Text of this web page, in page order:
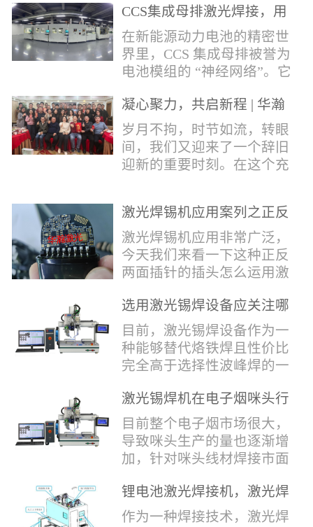
方位解决精密电子量产焊接
痛点。预制锡环焊接工艺预
制锡环焊接工艺，核心优势
明显：1.锡料定量可控：锡
环设备提前卷绕/挤压成型，
每一枚锡环锡含量标准化，
激光一次性熔融，焊点大
小、锡厚高度统一...
和，全员火力全开，全力奔
赴交付节点，用硬核产能响
应市场需求，用严苛品质回
馈每一份客户信任。市场认
的技术、高效智能的生产优
势与零缺陷的品控标准，我
们的CCS激光焊接机持续斩
获大量订单，近两月产能全
开、排期紧凑，生产线有序
整机调试、性能检测到成品
CCS集成母排激光焊接，用
微米级工艺守护新能源电池
生命线
在新能源动力电池的精密世
界里，CCS 集成母排被誉为
电池模组的 “神经网络”。它
电，更承载着电压、温度信
号的实时采集，是连接电芯
与BMS电池管理系统的关键
桥梁。而连接这一切的，正
领域十余载，没有华丽的措
辞，只有最朴实的工艺呈
现，为客户解决实实在在的
落地生产难题。决定电池安
全的“微米关卡”随着新能源
汽车与储能市场爆发式增
凝心聚力，共启新程 | 华瀚
激光年度盛典
岁月不拘，时节如流，转眼
间，我们又迎来了一个辞旧
迎新的重要时刻。在这个充
堂，共同回顾了过去一年的
奋斗与辉煌，分享了成功的
喜悦，并对新的一年充满了
无限憧憬。回望过去，铭记
经理尹建中先生发表了振奋
人心的讲话。他首先对全体
员工在过去一年中的辛勤付
出和卓越贡献表示了最衷心
的感谢，并全面回顾了公司
在过去一年里取得的各项成
激光焊锡机应用案列之正反
两面插针焊接
激光焊锡机应用非常广泛，
今天我们来看一下这种正反
两面插针的插头怎么运用激
反两面都有插针的插头，其
焊接的方式还是有一定的难
点的，第一回流焊和自动烙
铁焊都不合适，因为对面一
会烫伤，在加上有干涉，烙
铁头不方便下去，目前在大
多数情况只能采用人工焊
接，目前人工成本贵，流动
性大，焊接的品质也难保
证。 但采用激光...
选用激光锡焊设备应关注哪
些方面
目前，激光锡焊设备作为一
种能够替代烙铁焊且性价比
完全高于选择性波峰焊的一
来越多的企业关注与使用，
那么在选择激光锡焊设备方
面应该关注哪几点哪？
其一，激光锡焊接设备上
动力核心部件，激光器肯定
是锡焊接设备最至关重要的
一环。目前作为激光锡焊接
激光锡焊机在电子烟咪头行
业的应用
目前整个电子烟市场很大，
导致咪头生产的量也逐渐增
加，针对咪头线材焊接市面
统烙铁焊接，优势价格便
宜，咪头焊接自动化生产线
锂电池激光焊接机，激光焊
锡机厂家如何选？
作为一种焊接技术，激光焊